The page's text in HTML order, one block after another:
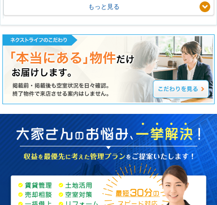
もっと見る